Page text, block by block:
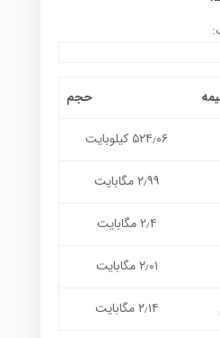
حجم
۵۲۴٫۰۶ کیلوبایت
۲٫۹۹ مگابایت
۲٫۴ مگابایت
۲٫۰۱ مگابایت
۲٫۱۴ مگابایت